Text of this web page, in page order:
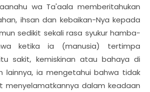
wa Ta'aala memberitahukan
ihsan dan kebaikan-Nya kepada
sedikit sekali rasa syukur hamba-
ketika ia (manusia) tertimpa
sakit, kemiskinan atau bahaya di
lainnya, ia mengetahui bahwa tidak
menyelamatkannya dalam keadaan